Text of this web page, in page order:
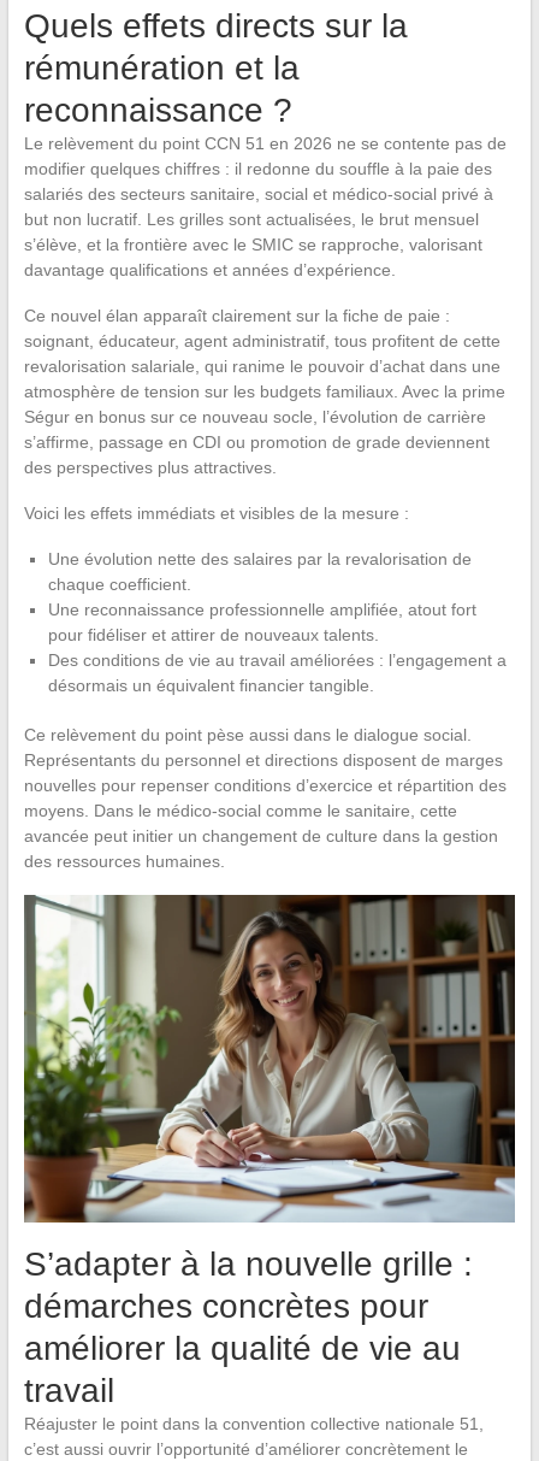
Quels effets directs sur la
rémunération et la
reconnaissance ?
Le relèvement du point CCN 51 en 2026 ne se contente pas de
modifier quelques chiffres : il redonne du souffle à la paie des
salariés des secteurs sanitaire, social et médico-social privé à
but non lucratif. Les grilles sont actualisées, le brut mensuel
s’élève, et la frontière avec le SMIC se rapproche, valorisant
davantage qualifications et années d’expérience.
Ce nouvel élan apparaît clairement sur la fiche de paie :
soignant, éducateur, agent administratif, tous profitent de cette
revalorisation salariale, qui ranime le pouvoir d’achat dans une
atmosphère de tension sur les budgets familiaux. Avec la prime
Ségur en bonus sur ce nouveau socle, l’évolution de carrière
s’affirme, passage en CDI ou promotion de grade deviennent
des perspectives plus attractives.
Voici les effets immédiats et visibles de la mesure :
Une évolution nette des salaires par la revalorisation de
chaque coefficient.
Une reconnaissance professionnelle amplifiée, atout fort
pour fidéliser et attirer de nouveaux talents.
Des conditions de vie au travail améliorées : l’engagement a
désormais un équivalent financier tangible.
Ce relèvement du point pèse aussi dans le dialogue social.
Représentants du personnel et directions disposent de marges
nouvelles pour repenser conditions d’exercice et répartition des
moyens. Dans le médico-social comme le sanitaire, cette
avancée peut initier un changement de culture dans la gestion
des ressources humaines.
S’adapter à la nouvelle grille :
démarches concrètes pour
améliorer la qualité de vie au
travail
Réajuster le point dans la convention collective nationale 51,
c’est aussi ouvrir l’opportunité d’améliorer concrètement le